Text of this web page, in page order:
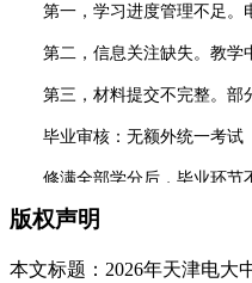
第一，学习进度管理不足。电
第二，信息关注缺失。教学中
第三，材料提交不完整。部分
毕业审核：无额外统一考试
修满全部学分后，毕业环节不
时间内完成所有线上课程及相关
版权声明
本文标题： 2026年天津电大